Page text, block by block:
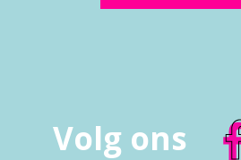
Volg ons